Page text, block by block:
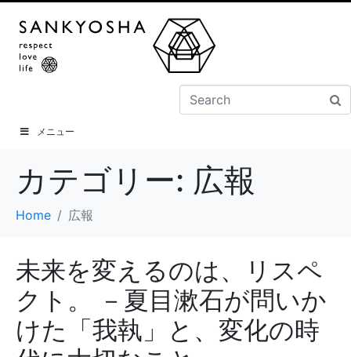
メニュー
カテゴリー: 広報
Home 広報
未来を変えるのは、リスペ
クト。 －夏目漱石が問いか
けた「我執」と、変化の時